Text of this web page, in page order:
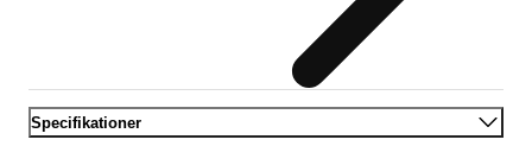
Specifikationer